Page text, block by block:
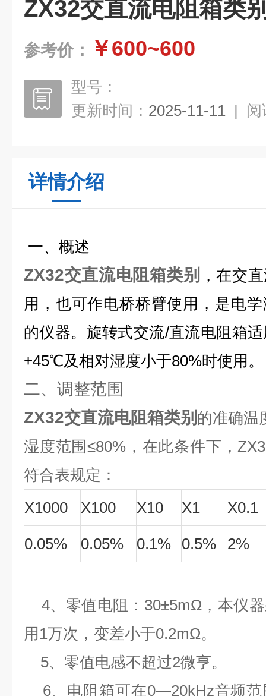
ZX32交直流电阻箱类
参考价： ￥600~600
型号：
更新时间： 2025-11-11 | 阅
详情介绍
一、概述
ZX32交直流电阻箱类别 ，在交
用，也可作电桥桥臂使用，是电
的仪器。旋转式交流/直流电阻箱
+45℃及相对湿度小于80%时使用。
二、调整范围
ZX32交直流电阻箱类别 的准确
湿度范围≤80%，在此条件下，
符合表规定：
X1000
X100 X10 X1 X0.1
0.05% 0.05% 0.1% 0.5% 2%
4、零值电阻：30±5mΩ，本仪
用1万次，变差小于0.2mΩ。
5、零值电感不超过2微亨。
6、电阻箱可在0—20kHz音频范